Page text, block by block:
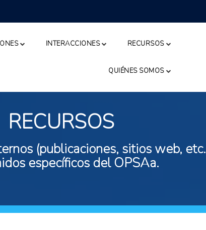
INTERACCIONES RECURSOS
QUIÉNES SOMOS
RECURSOS
(publicaciones, sitios web,
específicos del OPSAa.